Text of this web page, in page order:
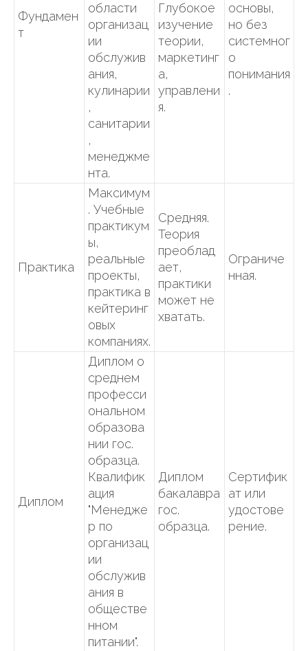
Фундамен
т
области
организац
ии
обслужив
ания,
кулинарии
,
санитарии
,
менеджме
нта.
Глубокое
изучение
теории,
маркетинг
а,
управлени
я.
основы,
но без
системног
о
понимания
.
Практика
Максимум
. Учебные
практикум
ы,
реальные
проекты,
практика в
кейтеринг
овых
компаниях.
Средняя.
Теория
преоблад
ает,
практики
может не
хватать.
Ограниче
нная.
Диплом
Диплом о
среднем
професси
ональном
образова
нии гос.
образца.
Квалифик
ация
"Менедже
р по
организац
ии
обслужив
ания в
обществе
нном
питании".
Диплом
бакалавра
гос.
образца.
Сертифик
ат или
удостове
рение.